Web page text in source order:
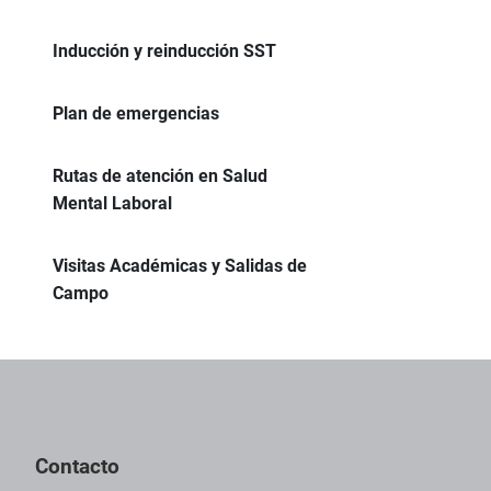
Inducción y reinducción SST
Plan de emergencias
Rutas de atención en Salud
Mental Laboral
Visitas Académicas y Salidas de
Campo
Contacto